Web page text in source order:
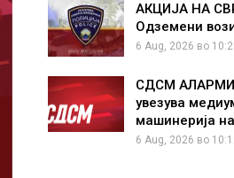
АКЦИЈА НА
Одземени
6 Aug, 2026 во
СДСМ
увезува
машинерија
6 Aug, 2026 во